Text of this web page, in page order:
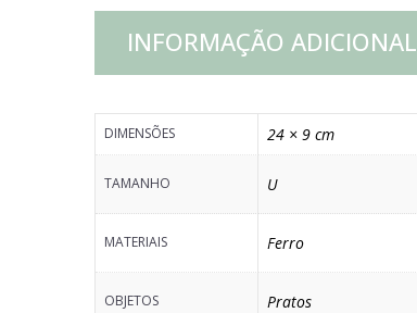
INFORMAÇÃO ADICIONAL
DIMENSÕES 24 × 9 cm
TAMANHO U
MATERIAIS Ferro
OBJETOS Pratos